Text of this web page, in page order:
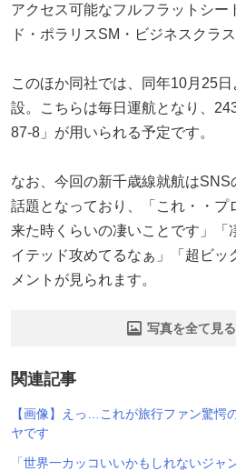
アクセス可能なフルフラットシー
ド・ポラリスSM・ビジネスクラ
このほか同社では、同年10月25
設。こちらは毎日運航となり、
87-8」が用いられる予定です。
なお、今回の新千歳線就航は
話題となっており、「これ・・プ
来た時くらいの凄いことです」「
イテッド攻めてるなぁ」「超ビッ
メントが見られます。
写真を全て見る
関連記事
【画像】えっ…これが旅行ファン驚愕
ヤです
「世界一カッコいいかもしれないジャ